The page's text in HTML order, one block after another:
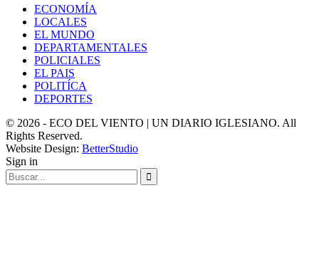
ECONOMÍA
LOCALES
EL MUNDO
DEPARTAMENTALES
POLICIALES
EL PAIS
POLITÍCA
DEPORTES
© 2026 - ECO DEL VIENTO | UN DIARIO IGLESIANO. All
Rights Reserved.
Website Design: BetterStudio
Sign in